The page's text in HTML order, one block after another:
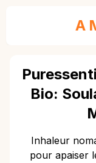
Bio:
Inhaleur
pour apaiser